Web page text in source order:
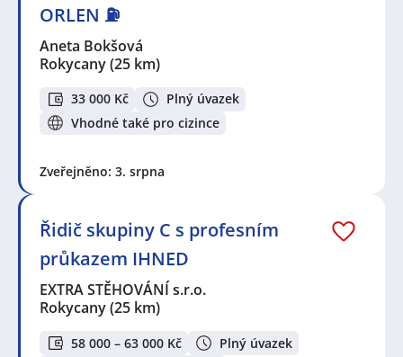
ORLEN ⛽
Aneta Bokšová
Rokycany(25 km)
33 000 Kč
Plný úvazek
Vhodné také pro cizince
Zveřejněno: 3. srpna
Řidič skupiny C s profesním
průkazem IHNED
EXTRA STĚHOVÁNÍ s.r.o.
Rokycany(25 km)
58 000 – 63 000 Kč
Plný úvazek